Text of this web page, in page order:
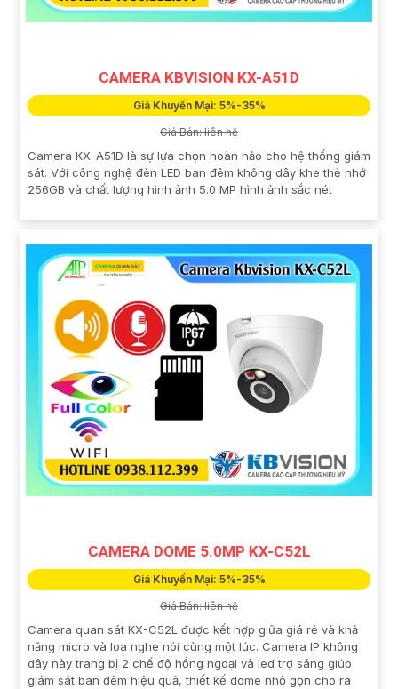
CAMERA KBVISION KX-A51D
Giá Khuyến Mại: 5%-35%
Giá Bán: liên hệ
Camera KX-A51D là sự lựa chọn hoàn hảo cho hệ thống giám
sát. Với công nghệ đèn LED ban đêm không dây khe thẻ nhớ
256GB và chất lượng hình ảnh 5.0 MP hình ảnh sắc nét
CAMERA DOME 5.0MP KX-C52L
Giá Khuyến Mại: 5%-35%
Giá Bán: liên hệ
Camera quan sát KX-C52L được kết hợp giữa giá rẻ và khả
năng micro và loa nghe nói cùng một lúc. Camera IP không
dây này trang bị 2 chế độ hồng ngoại và led trợ sáng giúp
giám sát ban đêm hiệu quả, thiết kế dome nhỏ gọn cho ra